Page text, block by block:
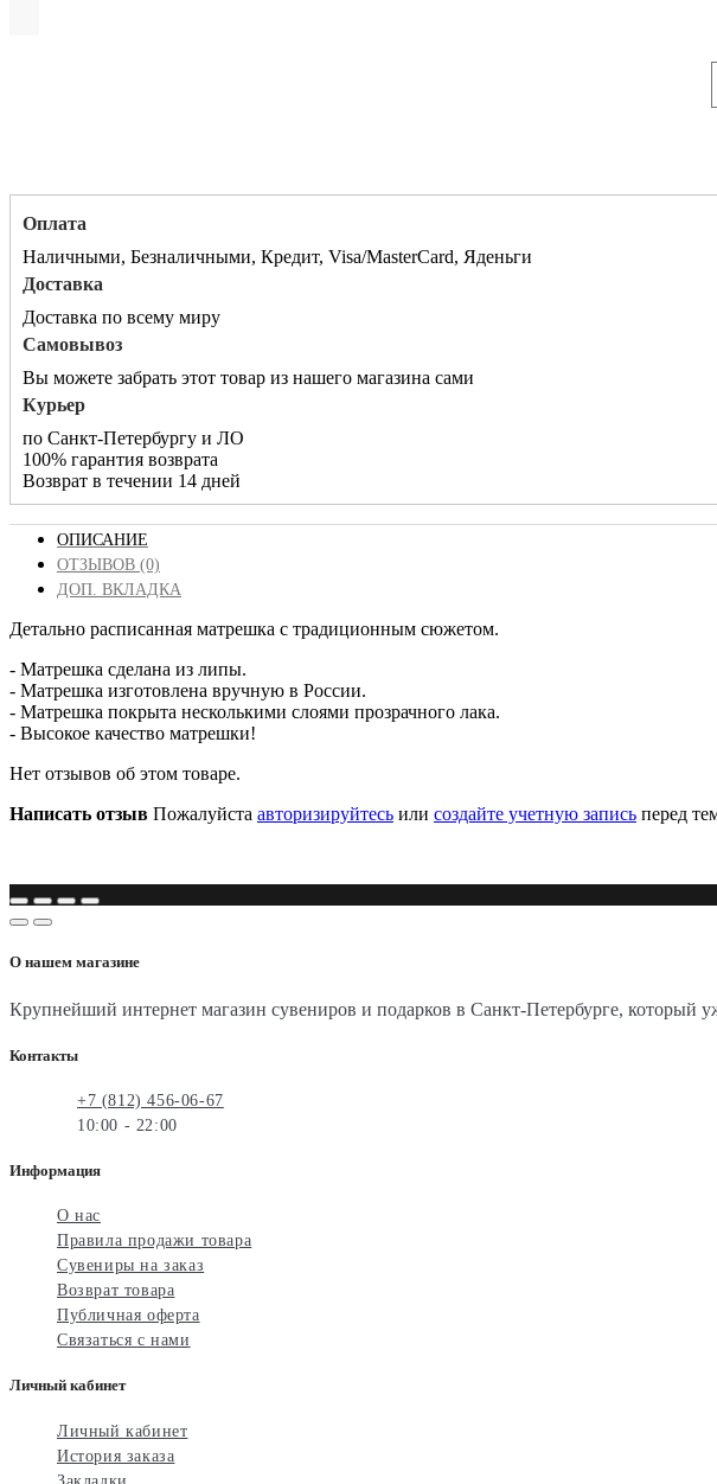
Оплата
Наличными, Безналичными, Кредит, Visa/MasterCard, Яденьги
Доставка
Доставка по всему миру
Самовывоз
Вы можете забрать этот товар из нашего магазина сами
Курьер
по Санкт-Петербургу и ЛО
100% гарантия возврата
Возврат в течении 14 дней
ОПИСАНИЕ
ОТЗЫВОВ (0)
ДОП. ВКЛАДКА
Детально расписанная матрешка с традиционным сюжетом.
- Матрешка сделана из липы.
- Матрешка изготовлена вручную в России.
- Матрешка покрыта несколькими слоями прозрачного лака.
- Высокое качество матрешки!
Нет отзывов об этом товаре.
Написать отзыв Пожалуйста авторизируйтесь или создайте учетную запись перед
О нашем магазине
Крупнейший интернет магазин сувениров и подарков в Санкт-Петербурге, который
Контакты
+7 (812) 456-06-67
10:00 - 22:00
Информация
О нас
Правила продажи товара
Сувениры на заказ
Возврат товара
Публичная оферта
Связаться с нами
Личный кабинет
Личный кабинет
История заказа